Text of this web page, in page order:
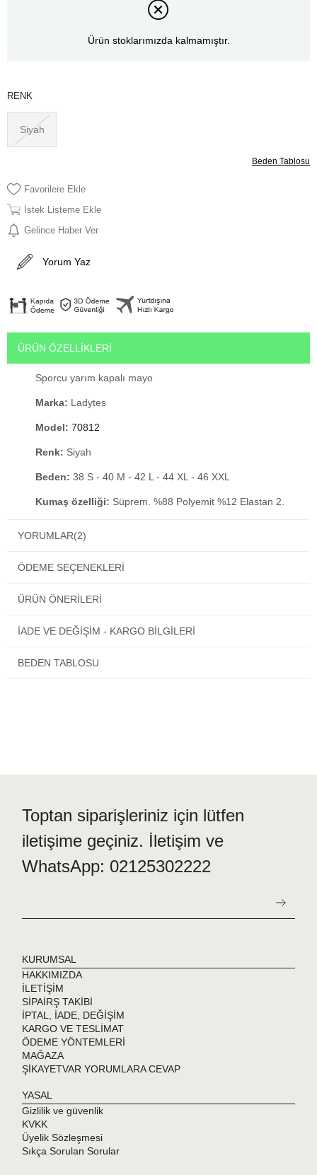
Ürün stoklarımızda kalmamıştır.
RENK
Siyah
Beden Tablosu
Favorilere Ekle
İstek Listeme Ekle
Gelince Haber Ver
Yorum Yaz
ÜRÜN ÖZELLIKLERI
Sporcu yarım kapalı mayo
Marka: Ladytes
Model: 70812
Renk: Siyah
Beden: 38 S - 40 M - 42 L - 44 XL - 46 XXL
Kumaş özelliği: Süprem. %88 Polyemit %12 Elastan 2.
Kısa kollu mayo
Haftada en az 1, 2 kere hobi amaçlı
mayo modelidir.
YORUMLAR(2)
ÖDEME SEÇENEKLERI
ÜRÜN ÖNERILERI
İADE VE DEĞİŞİM - KARGO BİLGİLERİ
BEDEN TABLOSU
Toptan siparişleriniz için lütfen
iletişime geçiniz. İletişim ve
WhatsApp: 02125302222
KURUMSAL
HAKKIMIZDA
İLETİŞİM
SİPAİRŞ TAKİBİ
İPTAL, İADE, DEĞİŞİM
KARGO VE TESLİMAT
ÖDEME YÖNTEMLERİ
MAĞAZA
ŞİKAYETVAR YORUMLARA CEVAP
YASAL
Gizlilik ve güvenlik
KVKK
Üyelik Sözleşmesi
Sıkça Sorulan Sorular